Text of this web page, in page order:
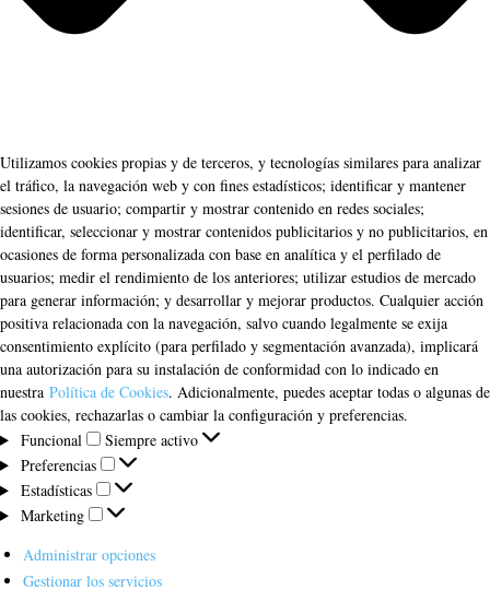
Utilizamos cookies propias y de terceros, y tecnologías similares para analizar
el tráfico, la navegación web y con fines estadísticos; identificar y mantener
sesiones de usuario; compartir y mostrar contenido en redes sociales;
identificar, seleccionar y mostrar contenidos publicitarios y no publicitarios, en
ocasiones de forma personalizada con base en analítica y el perfilado de
usuarios; medir el rendimiento de los anteriores; utilizar estudios de mercado
para generar información; y desarrollar y mejorar productos. Cualquier acción
positiva relacionada con la navegación, salvo cuando legalmente se exija
consentimiento explícito (para perfilado y segmentación avanzada), implicará
una autorización para su instalación de conformidad con lo indicado en
nuestra Política de Cookies. Adicionalmente, puedes aceptar todas o algunas de
las cookies, rechazarlas o cambiar la configuración y preferencias.
Funcional
Funcional
Siempre activo
Preferencias
Preferencias
Estadísticas
Estadísticas
Marketing
Marketing
Administrar opciones
Gestionar los servicios